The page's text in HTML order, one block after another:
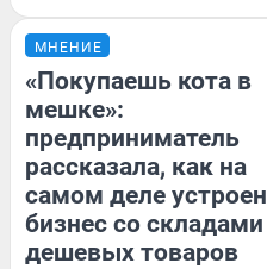
МНЕНИЕ
«Покупаешь кота в
мешке»:
предприниматель
рассказала, как на
самом деле устроен
бизнес со складами
дешевых товаров